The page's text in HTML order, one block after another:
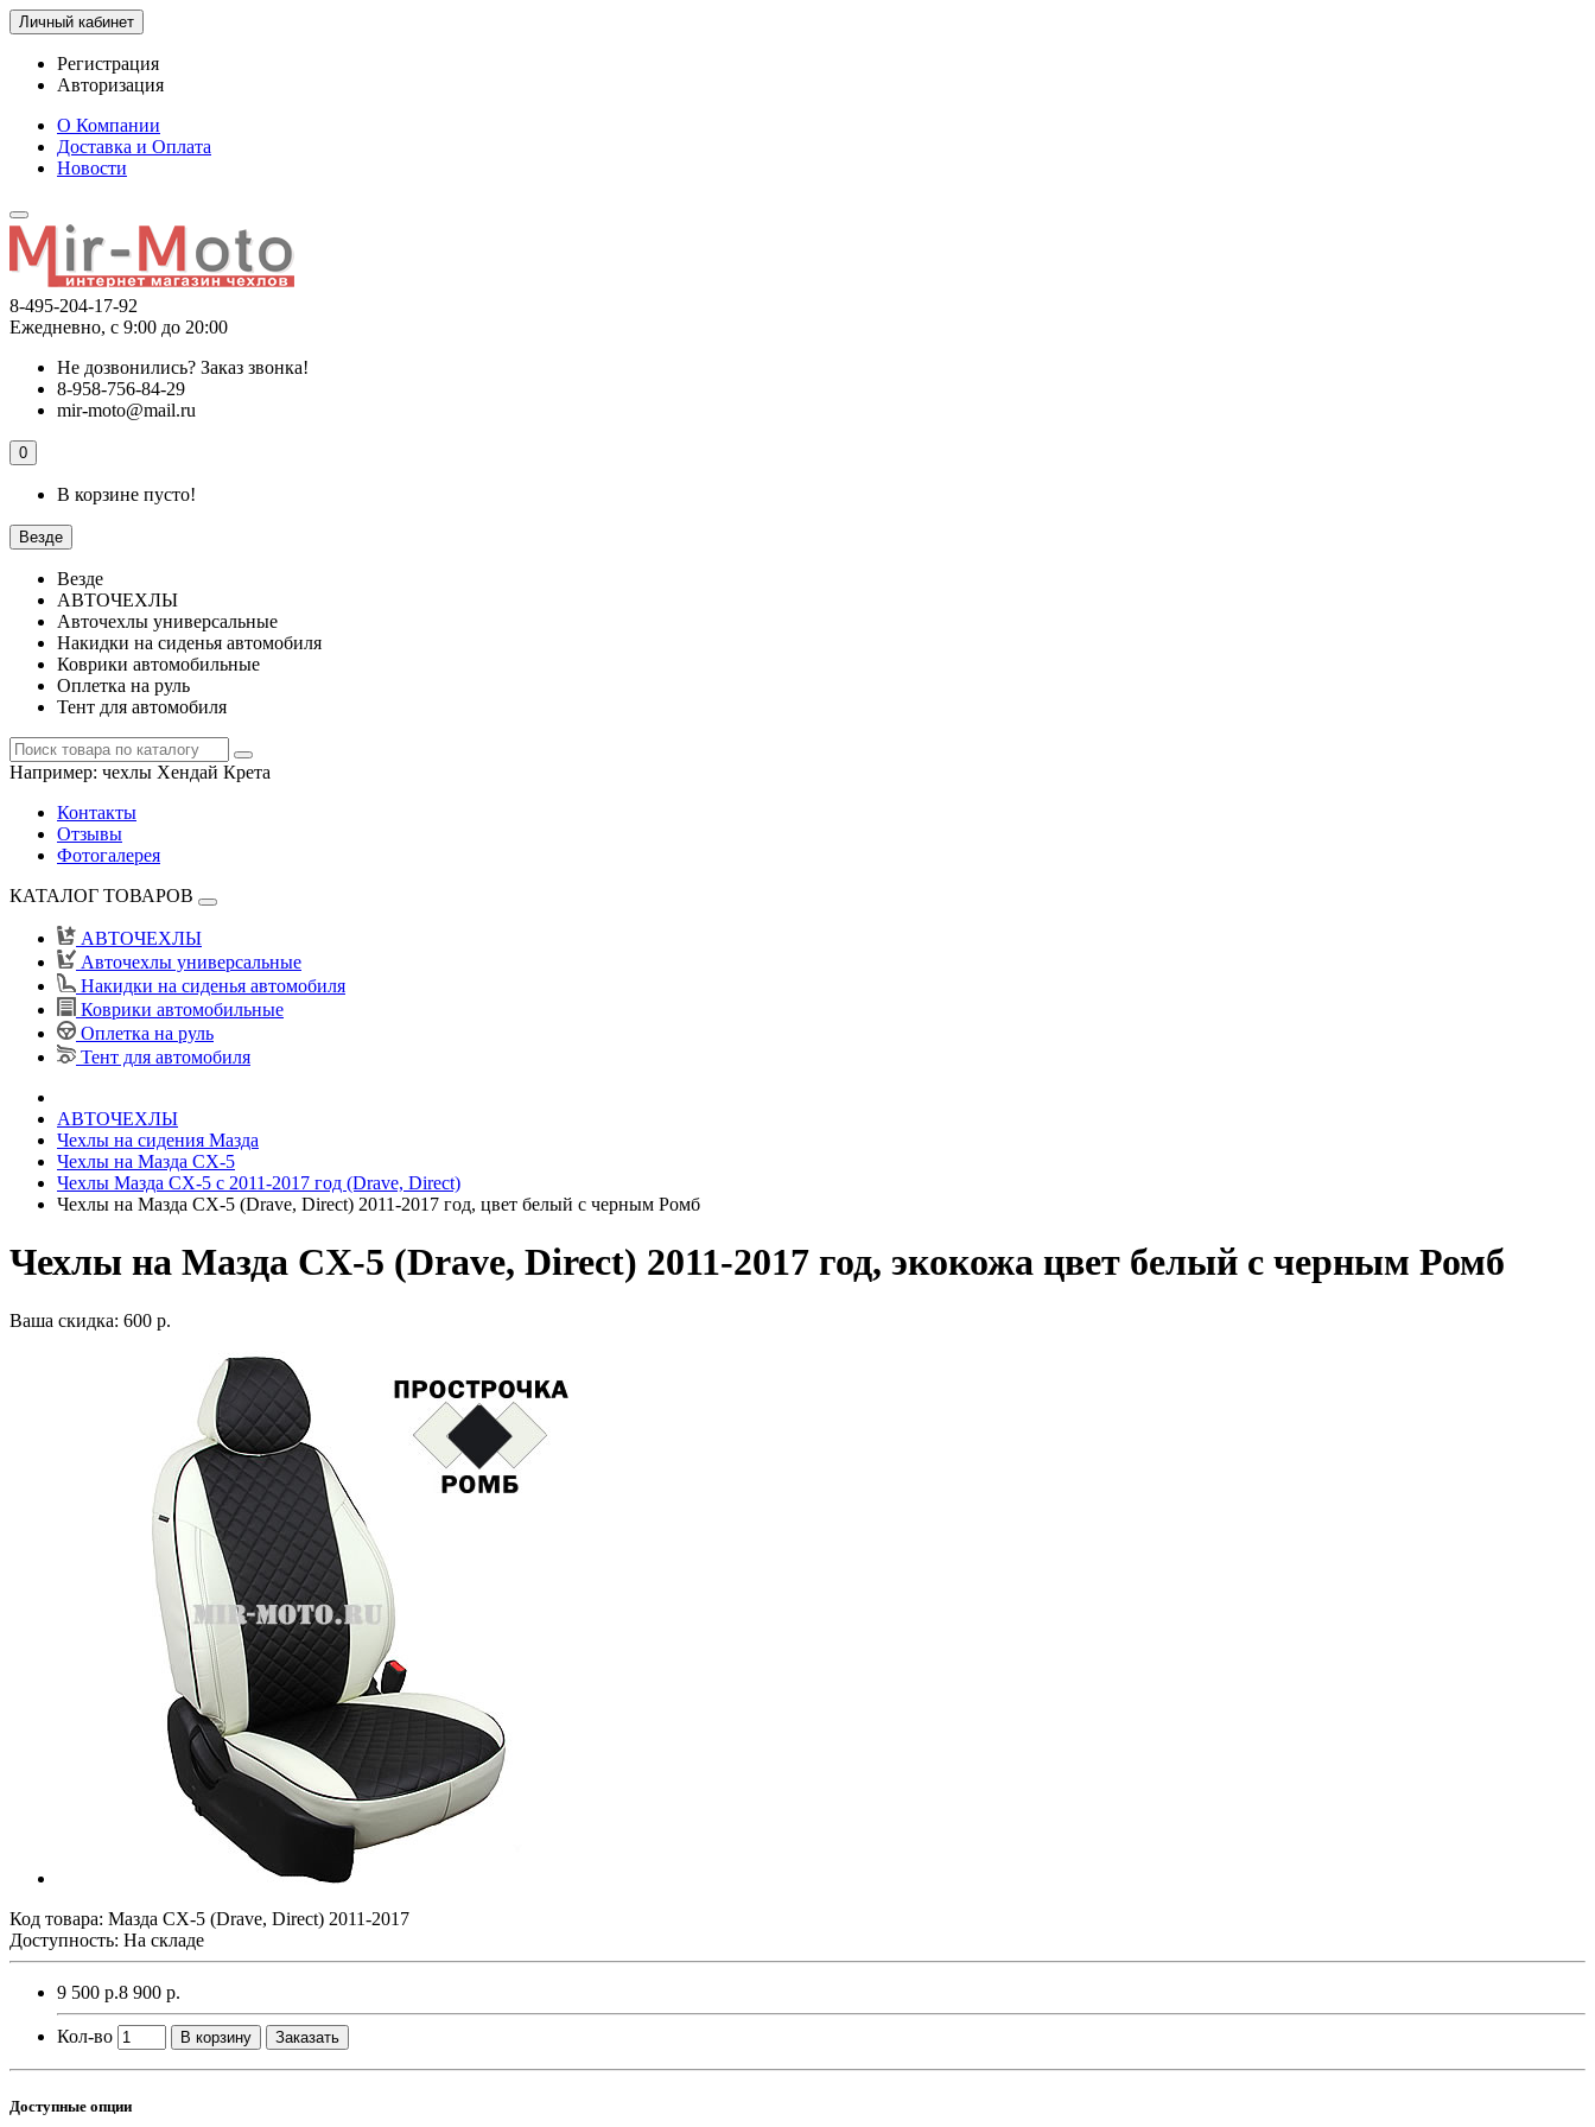
Личный кабинет
Регистрация
Авторизация
О Компании
Доставка и Оплата
Новости
8-495-204-17-92
Ежедневно, с 9:00 до 20:00
Не дозвонились? Заказ звонка!
8-958-756-84-29
mir-moto@mail.ru
0
В корзине пусто!
Везде
Везде
АВТОЧЕХЛЫ
Авточехлы универсальные
Накидки на сиденья автомобиля
Коврики автомобильные
Оплетка на руль
Тент для автомобиля
Например: чехлы Хендай Крета
Контакты
Отзывы
Фотогалерея
КАТАЛОГ ТОВАРОВ
АВТОЧЕХЛЫ
Авточехлы универсальные
Накидки на сиденья автомобиля
Коврики автомобильные
Оплетка на руль
Тент для автомобиля
АВТОЧЕХЛЫ
Чехлы на сидения Мазда
Чехлы на Мазда СХ-5
Чехлы Мазда СХ-5 с 2011-2017 год (Drave, Direct)
Чехлы на Мазда CX-5 (Drave, Direct) 2011-2017 год, цвет белый с черным Ромб
Чехлы на Мазда CX-5 (Drave, Direct) 2011-2017 год, экокожа цвет белый с черным Ромб
Ваша скидка: 600 р.
Код товара: Мазда CX-5 (Drave, Direct) 2011-2017
Доступность: На складе
9 500 р.8 900 р.
Кол-во В корзину Заказать
Доступные опции